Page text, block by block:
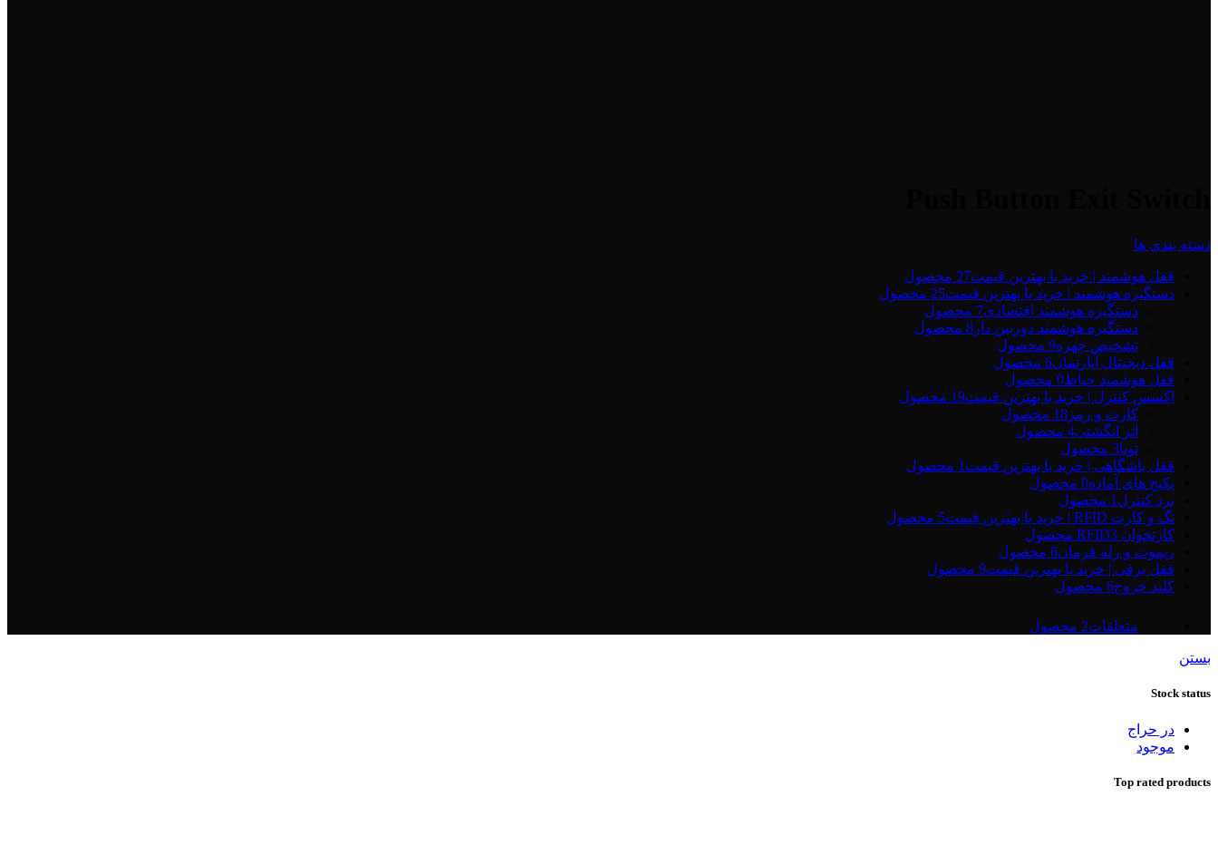
دسته بندی ها
قفل هوشمند | خرید با بهترین قیمت27 محصول
دستگیره هوشمند | خرید با بهترین قیمت25 محصول
دستگیره هوشمند اقتصادی7 محصول
دستگیره هوشمند دوربین دار 8 محصول
تشخیص چهره9 محصول
قفل دیجیتال آپارتمان6 محصول
قفل هوشمند حیاط0 محصول
اکسس کنترل | خرید با بهترین قیمت19 محصول
کارت و رمز 18 محصول
اثر انگشتی4 محصول
تویا3 محصول
قفل باشگاهی | خرید با بهترین قیمت 1 محصول
پکیج های آماده0 محصول
برد کنترل 1 محصول
تگ و کارت RFID | خرید با بهترین قیمت
5 محصول
کارتخوان RFID 3 محصول
ریموت و رله فرمان6 محصول
قفل برقی | خرید با بهترین قیمت9 محصول
کلید خروج6 محصول
متعلقات2 محصول
بستن
Stock status
در حراج
موجود
Top rated products